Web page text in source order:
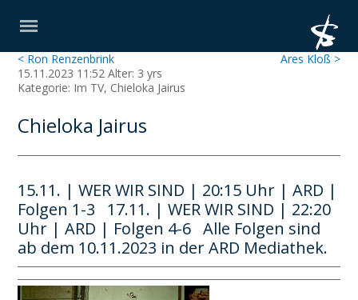
Ares Kloß >
< Ron Renzenbrink
15.11.2023 11:52 Alter: 3 yrs
Kategorie: Im TV, Chieloka Jairus
Chieloka Jairus
15.11. | WER WIR SIND | 20:15 Uhr | ARD |
Folgen 1-3 17.11. | WER WIR SIND | 22:20
Uhr | ARD | Folgen 4-6 Alle Folgen sind
ab dem 10.11.2023 in der ARD Mediathek.